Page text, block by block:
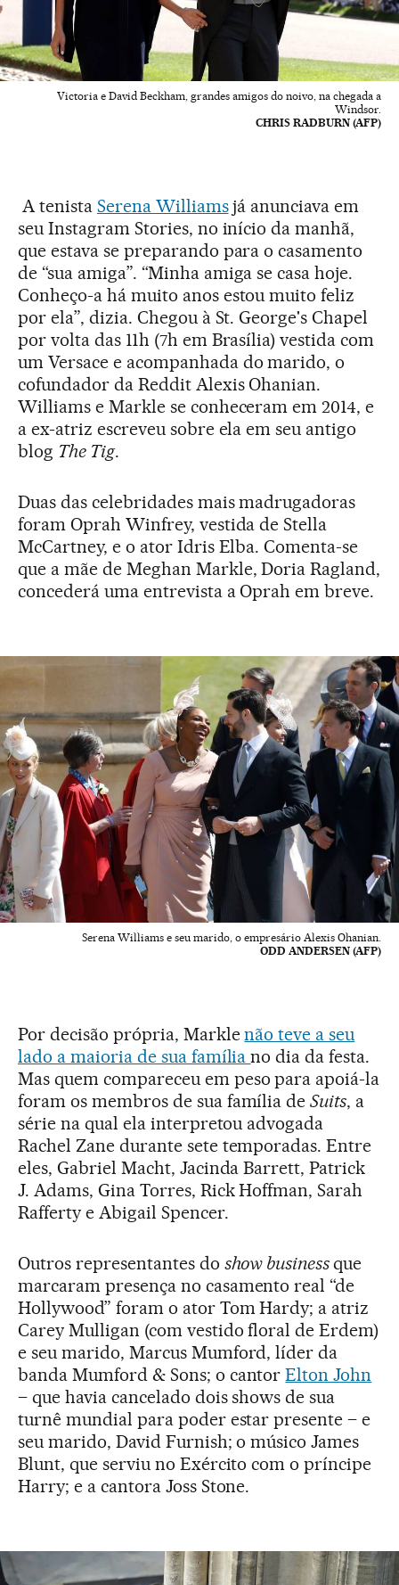
Victoria e David Beckham, grandes amigos do noivo, na chegada a
Windsor.
CHRIS RADBURN (AFP)
A tenista Serena Williamsjá anunciava em
seu Instagram Stories, no início da manhã,
que estava se preparando para o casamento
de “sua amiga”. “Minha amiga se casa hoje.
Conheço-a há muito anos estou muito feliz
por ela”, dizia. Chegou à St. George's Chapel
por volta das 11h (7h em Brasília) vestida com
um Versace e acompanhada do marido, o
cofundador da Reddit Alexis Ohanian.
Williams e Markle se conheceram em 2014, e
a ex-atriz escreveu sobre ela em seu antigo
blog The Tig.
Duas das celebridades mais madrugadoras
foram Oprah Winfrey, vestida de Stella
McCartney, e o ator Idris Elba. Comenta-se
que a mãe de Meghan Markle, Doria Ragland,
concederá uma entrevista a Oprah em breve.
Serena Williams e seu marido, o empresário Alexis Ohanian.
ODD ANDERSEN (AFP)
Por decisão própria, Marklenão teve a seu
lado a maioria de sua famíliano dia da festa.
Mas quem compareceu em peso para apoiá-la
foram os membros de sua família deSuits, a
série na qual ela interpretou advogada
Rachel Zane durante sete temporadas. Entre
eles, Gabriel Macht, Jacinda Barrett, Patrick
J. Adams, Gina Torres, Rick Hoffman, Sarah
Rafferty e Abigail Spencer.
Outros representantes do show businessque
marcaram presença no casamento real “de
Hollywood” foram o ator Tom Hardy; a atriz
Carey Mulligan (com vestido floral de Erdem)
e seu marido, Marcus Mumford, líder da
banda Mumford & Sons; o cantorElton John
– que havia cancelado dois shows de sua
turnê mundial para poder estar presente – e
seu marido, David Furnish; o músico James
Blunt, que serviu no Exército com o príncipe
Harry; e a cantora Joss Stone.